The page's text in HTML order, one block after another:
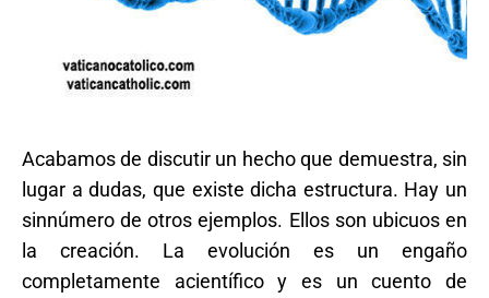
Acabamos de discutir un hecho que demuestra, sin
lugar a dudas, que existe dicha estructura. Hay un
sinnúmero de otros ejemplos. Ellos son ubicuos en
la creación. La evolución es un engaño
completamente acientífico y es un cuento de